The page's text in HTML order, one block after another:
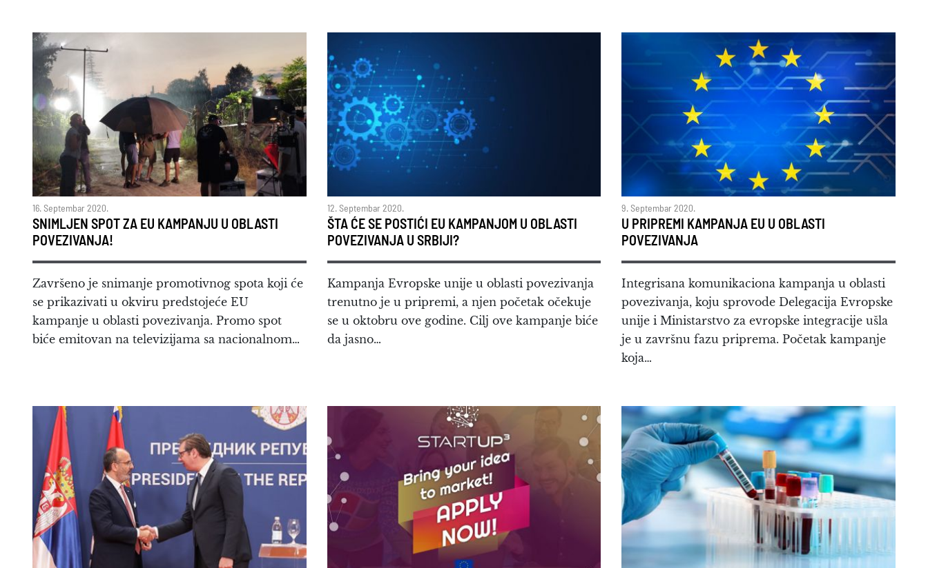
16. Septembar 2020.
SNIMLJEN SPOT ZA EU KAMPANJU U OBLASTI
POVEZIVANJA!
Završeno je snimanje promotivnog spota koji će
se prikazivati u okviru predstojeće EU
kampanje u oblasti povezivanja. Promo spot
biće emitovan na televizijama sa nacionalnom…
12. Septembar 2020.
ŠTA ĆE SE POSTIĆI EU KAMPANJOM U OBLASTI
POVEZIVANJA U SRBIJI?
Kampanja Evropske unije u oblasti povezivanja
trenutno je u pripremi, a njen početak očekuje
se u oktobru ove godine. Cilj ove kampanje biće
da jasno…
9. Septembar 2020.
U PRIPREMI KAMPANJA EU U OBLASTI
POVEZIVANJA
Integrisana komunikaciona kampanja u oblasti
povezivanja, koju sprovode Delegacija Evropske
unije i Ministarstvo za evropske integracije ušla
je u završnu fazu priprema. Početak kampanje
koja…